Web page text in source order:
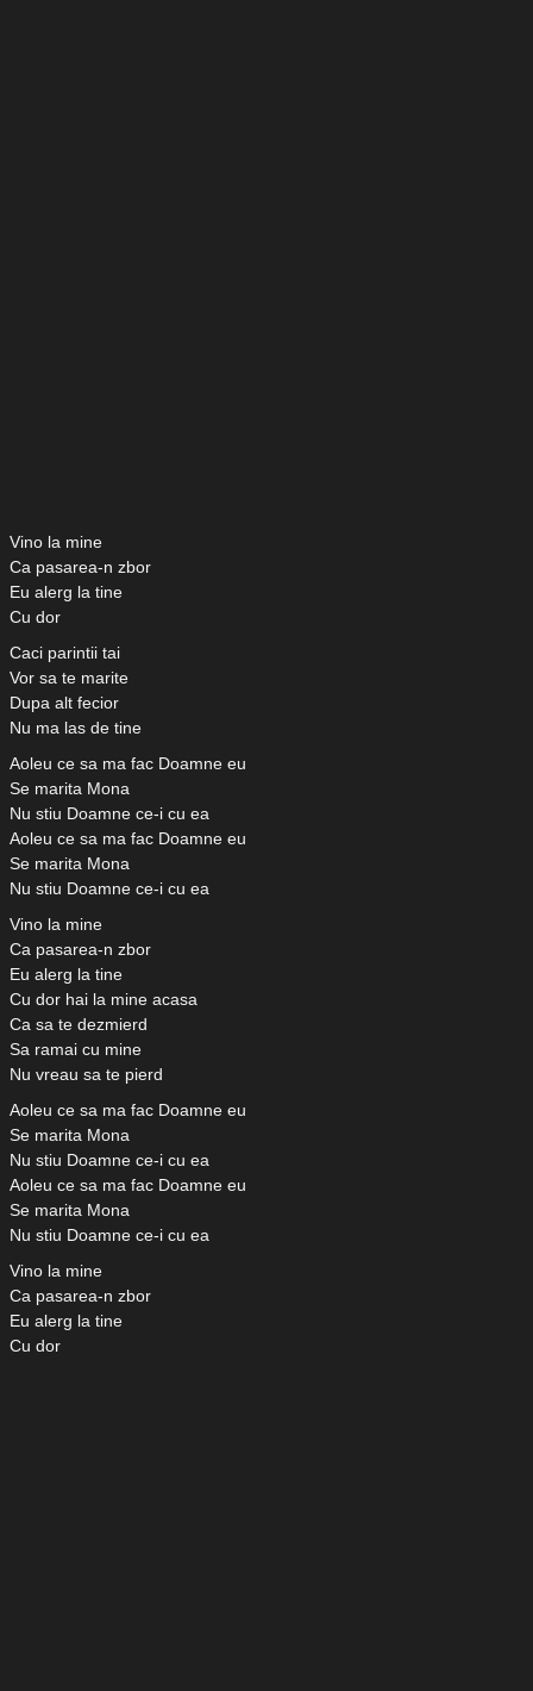
Vino la mine
Ca pasarea-n zbor
Eu alerg la tine
Cu dor
Caci parintii tai
Vor sa te marite
Dupa alt fecior
Nu ma las de tine
Aoleu ce sa ma fac Doamne eu
Se marita Mona
Nu stiu Doamne ce-i cu ea
Aoleu ce sa ma fac Doamne eu
Se marita Mona
Nu stiu Doamne ce-i cu ea
Vino la mine
Ca pasarea-n zbor
Eu alerg la tine
Cu dor hai la mine acasa
Ca sa te dezmierd
Sa ramai cu mine
Nu vreau sa te pierd
Aoleu ce sa ma fac Doamne eu
Se marita Mona
Nu stiu Doamne ce-i cu ea
Aoleu ce sa ma fac Doamne eu
Se marita Mona
Nu stiu Doamne ce-i cu ea
Vino la mine
Ca pasarea-n zbor
Eu alerg la tine
Cu dor